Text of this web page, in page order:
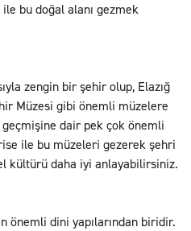
bu doğal alanı gezmek
zengin bir şehir olup, Elazığ
Müzesi gibi önemli müzelere
geçmişine dair pek çok önemli
ile bu müzeleri gezerek şehri
kültürü daha iyi anlayabilirsiniz.
önemli dini yapılarından biridir.